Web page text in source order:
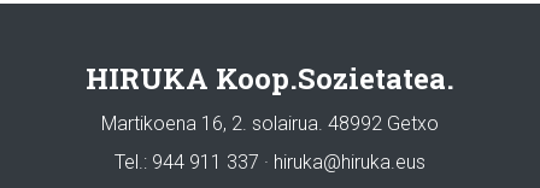
HIRUKA Koop.Sozietatea.
Martikoena 16, 2. solairua. 48992 Getxo
Tel.: 944 911 337 · hiruka@hiruka.eus